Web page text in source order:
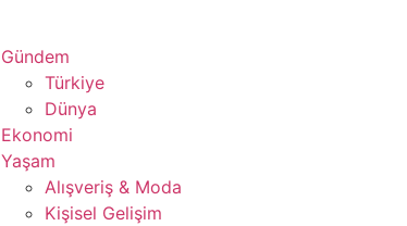
Gündem
Türkiye
Dünya
Ekonomi
Yaşam
Alışveriş & Moda
Kişisel Gelişim